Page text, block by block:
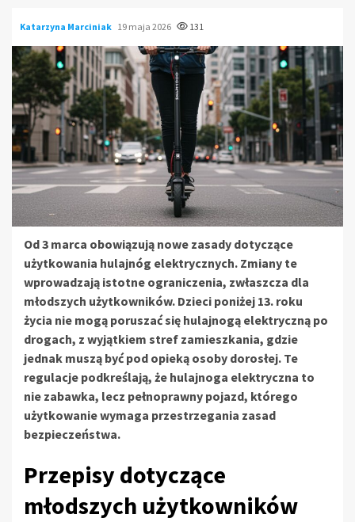
Katarzyna Marciniak 19 maja 2026 131
Od 3 marca obowiązują nowe zasady dotyczące
użytkowania hulajnóg elektrycznych. Zmiany te
wprowadzają istotne ograniczenia, zwłaszcza dla
młodszych użytkowników. Dzieci poniżej 13. roku
życia nie mogą poruszać się hulajnogą elektryczną po
drogach, z wyjątkiem stref zamieszkania, gdzie
jednak muszą być pod opieką osoby dorosłej. Te
regulacje podkreślają, że hulajnoga elektryczna to
nie zabawka, lecz pełnoprawny pojazd, którego
użytkowanie wymaga przestrzegania zasad
bezpieczeństwa.
Przepisy dotyczące
młodszych użytkowników